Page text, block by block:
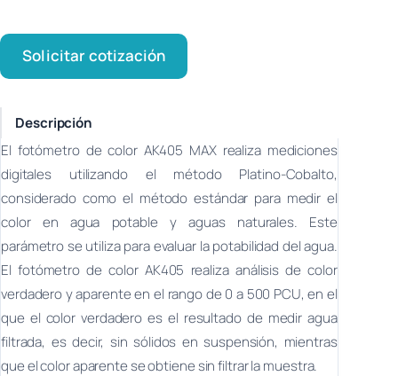
Solicitar cotización
Descripción
El fotómetro de color AK405 MAX realiza mediciones
digitales utilizando el método Platino-Cobalto,
considerado como el método estándar para medir el
color en agua potable y aguas naturales. Este
parámetro se utiliza para evaluar la potabilidad del agua.
El fotómetro de color AK405 realiza análisis de color
verdadero y aparente en el rango de 0 a 500 PCU, en el
que el color verdadero es el resultado de medir agua
filtrada, es decir, sin sólidos en suspensión, mientras
que el color aparente se obtiene sin filtrar la muestra.